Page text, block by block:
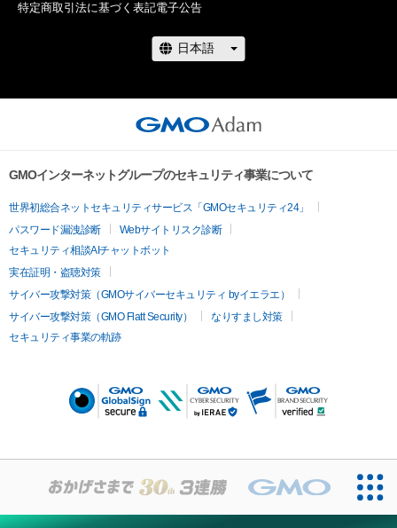
特定商取引法に基づく表記電子公告
GMOインターネットグループのセキュリティ事業について
世界初総合ネットセキュリティサービス「GMOセキュリティ24」
パスワード漏洩診断
Webサイトリスク診断
セキュリティ相談AIチャットボット
実在証明・盗聴対策
サイバー攻撃対策（GMOサイバーセキュリティ byイエラエ）
サイバー攻撃対策（GMO Flatt Security）
なりすまし対策
セキュリティ事業の軌跡